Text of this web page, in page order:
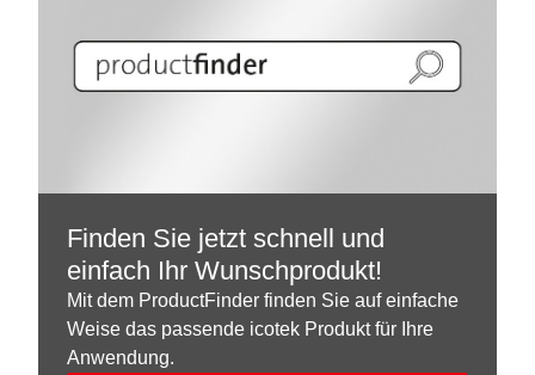
Finden Sie jetzt schnell und
einfach Ihr Wunschprodukt!
Mit dem ProductFinder finden Sie auf einfache
Weise das passende icotek Produkt für Ihre
Anwendung.